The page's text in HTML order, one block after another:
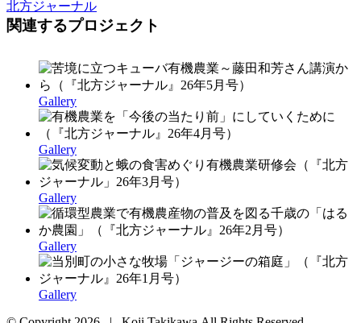
北方ジャーナル
関連するプロジェクト
Gallery
Gallery
Gallery
Gallery
Gallery